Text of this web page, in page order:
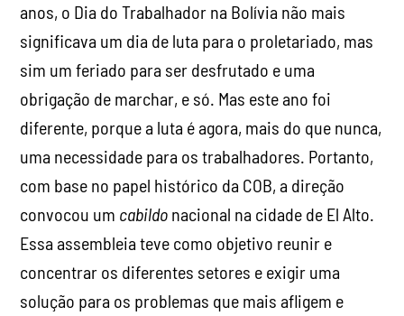
anos, o Dia do Trabalhador na Bolívia não mais
significava um dia de luta para o proletariado, mas
sim um feriado para ser desfrutado e uma
obrigação de marchar, e só. Mas este ano foi
diferente, porque a luta é agora, mais do que nunca,
uma necessidade para os trabalhadores. Portanto,
com base no papel histórico da COB, a direção
convocou um cabildo nacional na cidade de El Alto.
Essa assembleia teve como objetivo reunir e
concentrar os diferentes setores e exigir uma
solução para os problemas que mais afligem e